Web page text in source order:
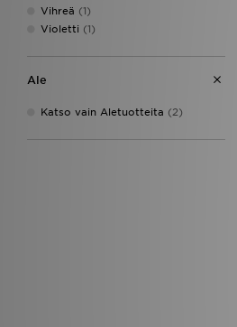
Vihreä (1)
Violetti (1)
Ale
Katso vain Aletuotteita (2)